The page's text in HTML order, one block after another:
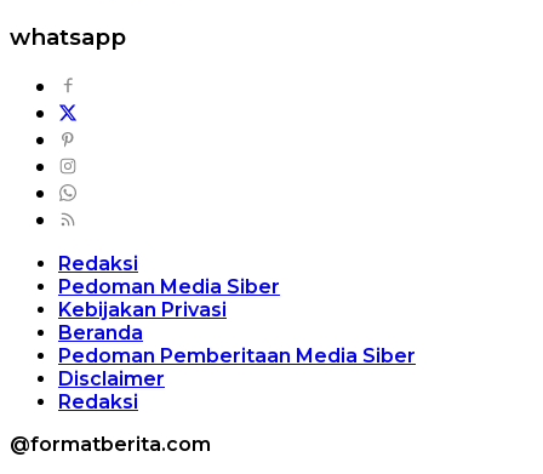
whatsapp
Redaksi
Pedoman Media Siber
Kebijakan Privasi
Beranda
Pedoman Pemberitaan Media Siber
Disclaimer
Redaksi
@formatberita.com